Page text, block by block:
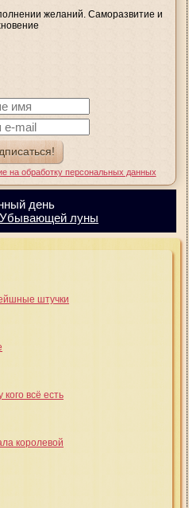
желаний. Саморазвитие и
на обработку персональных данных
день
луны
штучки
всё есть
королевой